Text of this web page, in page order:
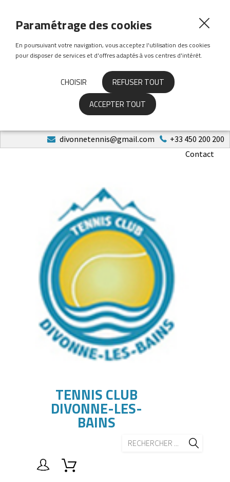
+33 450 200 200
divonnetennis@gmail.com
Contact
TENNIS CLUB
DIVONNE-LES-
BAINS
Paramétrage des cookies
En poursuivant votre navigation, vous acceptez l'utilisation des cookies
pour disposer de services et d'offres adaptés à vos centres d'intérêt.
CHOISIR
REFUSER TOUT
ACCEPTER TOUT